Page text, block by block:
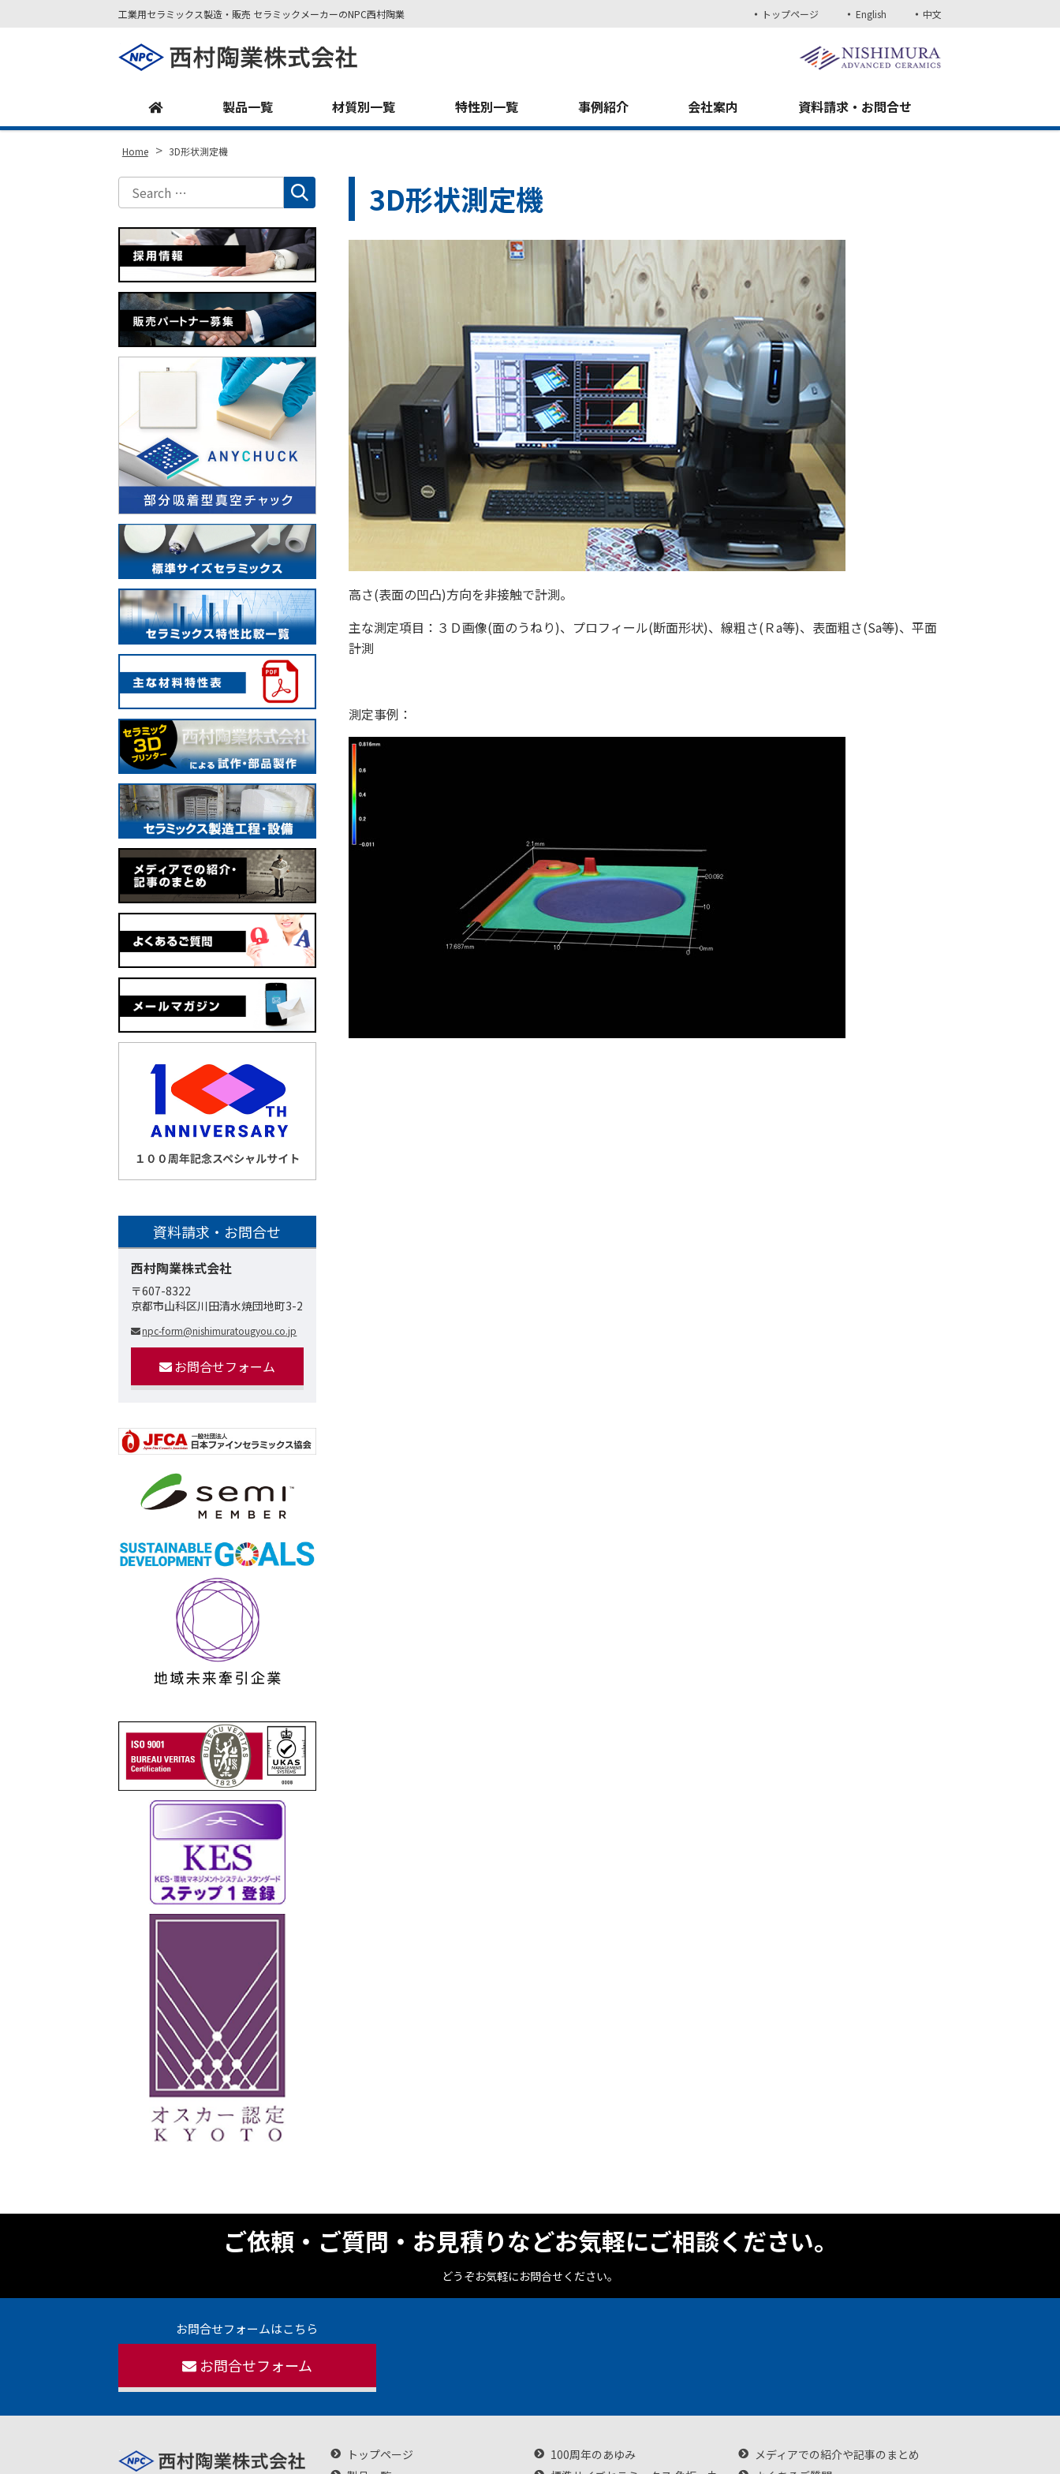
工業用セラミックス製造・販売 セラミックメーカーのNPC西村陶業 トップページ English 中文
製品一覧 材質別一覧 特性別一覧 事例紹介 会社案内 資料請求・お問合せ
Home > 3D形状測定機
3D形状測定機
高さ(表面の凹凸)方向を非接触で計測。
主な測定項目：３Ｄ画像(面のうねり)、プロフィール(断面形状)、線粗さ(Ｒa等)、表面粗さ(Sa等)、平面
計測
測定事例：
資料請求・お問合せ
西村陶業株式会社
〒607-8322
京都市山科区川田清水焼団地町3-2
npc-form@nishimuratougyou.co.jp
お問合せフォーム
ご依頼・ご質問・お見積りなどお気軽にご相談ください。
どうぞお気軽にお問合せください。
お問合せフォームはこちら
お問合せフォーム
トップページ
100周年のあゆみ
メディアでの紹介や記事のまとめ